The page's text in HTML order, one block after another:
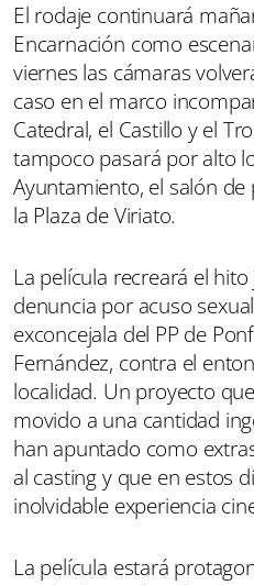
El rodaje continuará
Encarnación como
viernes las cámaras
caso en el marco
Catedral, el Castillo y el
tampoco pasará por alto
Ayuntamiento, el salón
la Plaza de Viriato.
La película recreará el
denuncia por acuso
exconcejala del PP de
Fernández, contra el
localidad. Un proyecto
movido a una cantidad
han apuntado como
al casting y que en estos
inolvidable experiencia
La película estará